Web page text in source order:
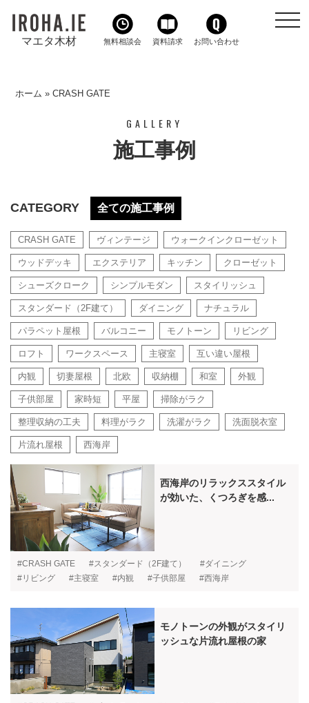
マエタ木材 無料相談会 資料請求 お問い合わせ
ホーム »CRASH GATE
GALLERY
施工事例
CATEGORY 全ての施工事例
CRASH GATE ヴィンテージ ウォークインクローゼット
ウッドデッキ エクステリア キッチン クローゼット
シューズクローク シンプルモダン スタイリッシュ
スタンダード（2F建て） ダイニング ナチュラル
パラペット屋根 バルコニー モノトーン リビング
ロフト ワークスペース 主寝室 互い違い屋根
内観 切妻屋根 北欧 収納棚 和室 外観
子供部屋 家時短 平屋 掃除がラク
整理収納の工夫 料理がラク 洗濯がラク 洗面脱衣室
片流れ屋根 西海岸
西海岸のリラックススタイル
が効いた、くつろぎを感...
#CRASH GATE #スタンダード（2F建て）
#ダイニング
#リビング
#主寝室 #内観 #子供部屋 #西海岸
モノトーンの外観がスタイリ
ッシュな片流れ屋根の家